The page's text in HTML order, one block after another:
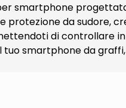
smartphone
da sudore,
di controllare
smartphone da